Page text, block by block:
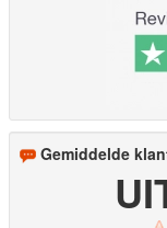
Gemiddelde